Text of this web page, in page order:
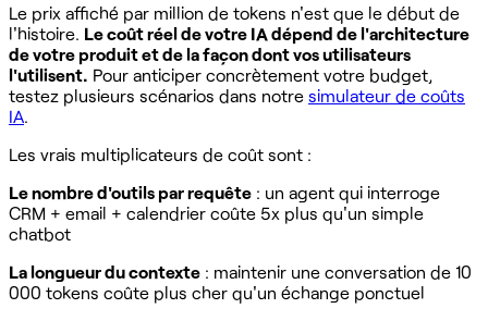
Le prix affiché par million de tokens n'est que le début de
l'histoire. Le coût réel de votre IA dépend de l'architecture
de votre produit et de la façon dont vos utilisateurs
l'utilisent. Pour anticiper concrètement votre budget,
testez plusieurs scénarios dans notre simulateur de coûts
IA.
Les vrais multiplicateurs de coût sont :
Le nombre d'outils par requête : un agent qui interroge
CRM + email + calendrier coûte 5x plus qu'un simple
chatbot
La longueur du contexte : maintenir une conversation de 10
000 tokens coûte plus cher qu'un échange ponctuel